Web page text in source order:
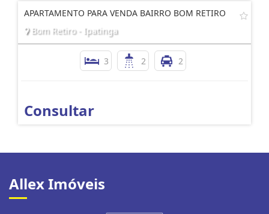
APARTAMENTO PARA VENDA BAIRRO BOM RETIRO
Bom Retiro - Ipatinga
3 2 2
Consultar
Allex Imóveis